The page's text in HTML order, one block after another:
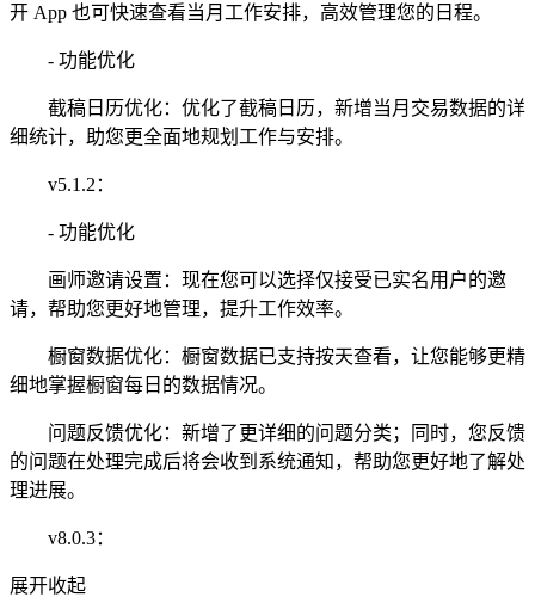
开 App 也可快速查看当月工作安排，高效管理您的日程。
- 功能优化
截稿日历优化：优化了截稿日历，新增当月交易数据的详
细统计，助您更全面地规划工作与安排。
v5.1.2：
- 功能优化
画师邀请设置：现在您可以选择仅接受已实名用户的邀
请，帮助您更好地管理，提升工作效率。
橱窗数据优化：橱窗数据已支持按天查看，让您能够更精
细地掌握橱窗每日的数据情况。
问题反馈优化：新增了更详细的问题分类；同时，您反馈
的问题在处理完成后将会收到系统通知，帮助您更好地了解处
理进展。
v8.0.3：
展开收起